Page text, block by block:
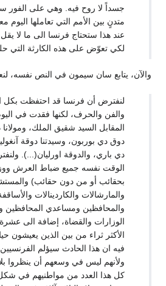
جسداً لا روح فيه. وهي على
متدنٍ بين الأمم التي تعاملها اليوم
عند هذا ستحتاج فرنسا الى ما لا
لكي تعوّض على هذه الكارثة التي
والآن، يتابع سان سيمون في النص نفسه،
لنفترض أن فرنسا قد احتفظت بكل
والفن والحرف، لكنها فقدت في
المقابل السيد شقيق الملك، ومولانا
دوق دي بوربون، وسيدتنا دوقة
دي باري، والدوقة اورليان(...).
الوقت نفسه جميع ضباط العرش
بحقائب أو من دون حقائب)
والمارشالات والكاردينالات
والمحافظين ومساعدي
الوزارات والقضاة، إضافة الى
الأكثر ثراء من بين الذين يعيشون
فيه ان هذا الحادث سيؤلم
ولأنهم ليس في وسعهم أن ينظروا بلا
كل هذا العدد من مواطنيهم في